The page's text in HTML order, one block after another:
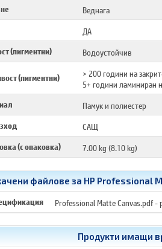
Веднага
ДА
(пигментни)
Водоустойчив
(пигментни)
> 200 години на
5+ години ламиниран
Памук и полиестер
САЩ
(с опаковка)
7.00 kg (8.10 kg)
файлове за HP Professional
Professional Matte Canvas.pdf-
Продукти имащи